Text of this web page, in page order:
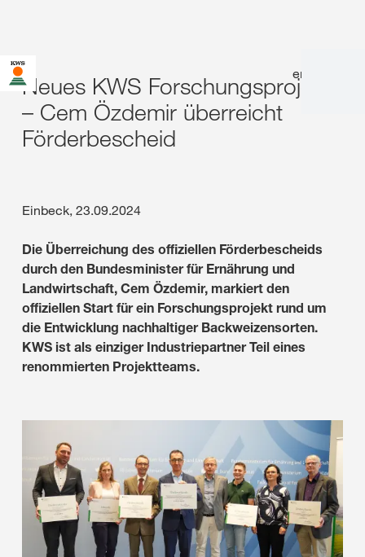
en
Neues KWS Forschungsprojekt
– Cem Özdemir überreicht
Förderbescheid
Einbeck, 23.09.2024
Die Überreichung des offiziellen Förderbescheids
durch den Bundesminister für Ernährung und
Landwirtschaft, Cem Özdemir, markiert den
offiziellen Start für ein Forschungsprojekt rund um
die Entwicklung nachhaltiger Backweizensorten.
KWS ist als einziger Industriepartner Teil eines
renommierten Projektteams.